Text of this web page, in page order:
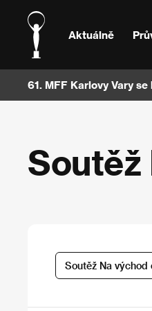
Aktuálně
61. MFF Karlovy Vary se
Soutěž
Soutěž Na východ